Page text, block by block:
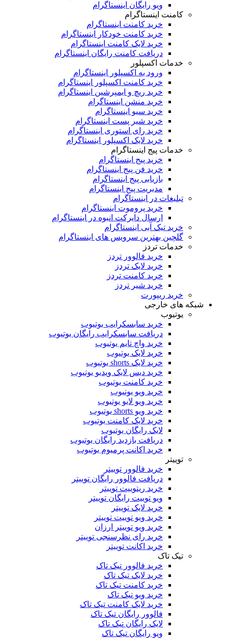
ویو رایگان اینستاگرام
کامنت اینستاگرام
خرید کامنت اینستاگرام
خرید کامنت خودکار اینستاگرام
خرید لایک کامنت اینستاگرام
دریافت کامنت رایگان اینستاگرام
خدمات اکسپلور
ورود به اکسپلور اینستاگرام
خرید کامنت اکسپلور اینستاگرام
خرید ریچ و ایمپرشین اینستاگرام
خرید منشن اینستاگرام
خرید سیو اینستاگرام
خرید شیر پست اینستاگرام
خرید رای استوری اینستاگرام
خرید لایک اکسپلور اینستاگرام
خدمات پیج اینستاگرام
خرید پیج اینستاگرام
خرید فن پیج اینستاگرام
بازیابی پیج اینستاگرام
مدیریت پیج اینستاگرام
تبلیغات در اینستاگرام
خرید پروموت اینستاگرام
ارسال دایرکت انبوه در اینستاگرام
خرید تیک آبی اینستاگرام
گلچین بهترین سرویس های اینستاگرام
خدمات تردز
خرید فالوور تردز
خرید لایک تردز
خرید کامنت تردز
خرید شیر تردز
خرید ریپورت
شبکه های خارجی
یوتیوب
خرید سابسکرایب یوتیوب
دریافت سابسکرایب رایگان یوتیوب
خرید واچ تایم یوتیوب
خرید لایک یوتیوب
خرید لایک shorts یوتیوب
خرید دیس لایک ویدیو یوتیوب
خرید کامنت یوتیوب
خرید ویو یوتیوب
خرید ویو لایو یوتیوب
خرید ویو shorts یوتیوب
خرید لایک کامنت یوتیوب
لایک رایگان یوتیوب
دریافت بازدید رایگان یوتیوب
خرید اکانت پرمیوم یوتیوب
توییتر
خرید فالوور توییتر
دریافت فالوور رایگان توییتر
خرید ریتوییت توییتر
ویو توییت رایگان توییتر
خرید لایک توییتر
خرید ویو توییت توییتر
خرید ویو توییتر ارزان
خرید رای نظرسنجی توییتر
خرید اکانت توییتر
تیک تاک
خرید فالوور تیک تاک
خرید لایک تیک تاک
خرید کامنت تیک ‌تاک
خرید ویو تیک تاک
خرید لایک کامنت تیک تاک
فالوور رایگان تیک تاک
لایک رایگان تیک تاک
ویو رایگان تیک تاک